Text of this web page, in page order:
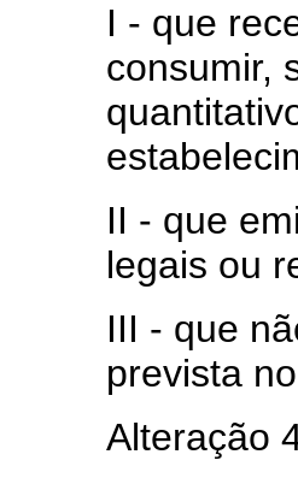
I - que
consumir,
II - que
legais ou
III - que
prevista
Alteração